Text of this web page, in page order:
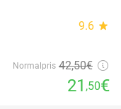
9.6 star
Normalpris 42,50€
21 ,50€